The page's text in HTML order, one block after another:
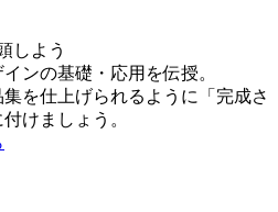
しよう
ンの基礎・応用を伝授。
を仕上げられるように「完成さ
けましょう。